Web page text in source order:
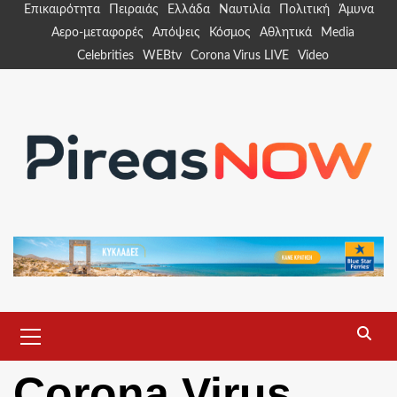
Επικαιρότητα Πειραιάς Ελλάδα Ναυτιλία Πολιτική
Άμυνα
Αερο-μεταφορές
Απόψεις Κόσμος Αθλητικά
Media
Celebrities
WEBtv Corona Virus LIVE Video
Menu